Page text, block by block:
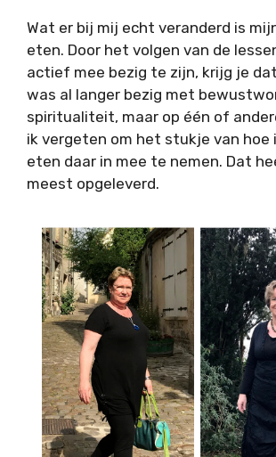
Wat er bij mij echt veranderd is
eten. Door het volgen van de
actief mee bezig te zijn, krijg je
was al langer bezig met
spiritualiteit, maar op één of
ik vergeten om het stukje van hoe
eten daar in mee te nemen. Dat
meest opgeleverd.